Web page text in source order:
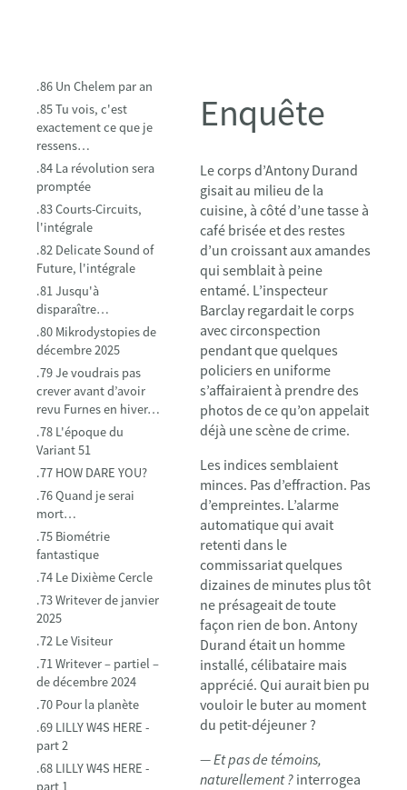
.86 Un Chelem par an
.85 Tu vois, c'est
exactement ce que je
ressens…
.84 La révolution sera
promptée
.83 Courts-Circuits,
l'intégrale
.82 Delicate Sound of
Future, l'intégrale
.81 Jusqu'à
disparaître…
.80 Mikrodystopies de
décembre 2025
.79 Je voudrais pas
crever avant d’avoir
revu Furnes en hiver…
.78 L'époque du
Variant 51
.77 HOW DARE YOU?
.76 Quand je serai
mort…
.75 Biométrie
fantastique
.74 Le Dixième Cercle
.73 Writever de janvier
2025
.72 Le Visiteur
.71 Writever – partiel –
de décembre 2024
.70 Pour la planète
.69 LILLY W4S HERE -
part 2
.68 LILLY W4S HERE -
part 1
Enquête
Le corps d’Antony Durand
gisait au milieu de la
cuisine, à côté d’une tasse à
café brisée et des restes
d’un croissant aux amandes
qui semblait à peine
entamé. L’inspecteur
Barclay regardait le corps
avec circonspection
pendant que quelques
policiers en uniforme
s’affairaient à prendre des
photos de ce qu’on appelait
déjà une scène de crime.
Les indices semblaient
minces. Pas d’effraction. Pas
d’empreintes. L’alarme
automatique qui avait
retenti dans le
commissariat quelques
dizaines de minutes plus tôt
ne présageait de toute
façon rien de bon. Antony
Durand était un homme
installé, célibataire mais
apprécié. Qui aurait bien pu
vouloir le buter au moment
du petit-déjeuner ?
— Et pas de témoins,
naturellement ? interrogea